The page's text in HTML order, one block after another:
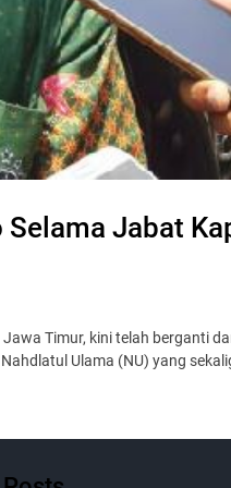
Jabat
Timur, kini telah berganti
Ulama (NU) yang